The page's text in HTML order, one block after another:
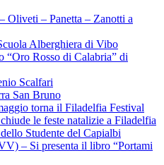
Oliveti – Panetta – Zanotti a
Alberghiera di Vibo
“Oro Rosso di Calabria” di
Scalfari
San Bruno
torna il Filadelfia Festival
le feste natalizie a Filadelfia
Studente del Capialbi
– Si presenta il libro “Portami